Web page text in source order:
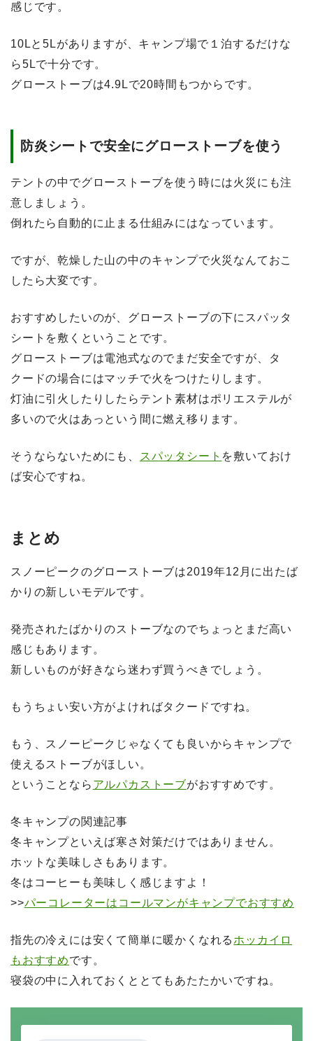
感じです。
10Lと5Lがありますが、キャンプ場で１泊するだけな
ら5Lで十分です。
グローストーブは4.9Lで20時間もつからです。
防炎シートで安全にグローストーブを使う
テントの中でグローストーブを使う時には火災にも注
意しましょう。
倒れたら自動的に止まる仕組みにはなっています。
ですが、乾燥した山の中のキャンプで火災なんておこ
したら大変です。
おすすめしたいのが、グローストーブの下にスパッタ
シートを敷くということです。
グローストーブは電池式なのでまだ安全ですが、タ
クードの場合にはマッチで火をつけたりします。
灯油に引火したりしたらテント素材はポリエステルが
多いので火はあっという間に燃え移ります。
そうならないためにも、 スパッタシート を敷いておけ
ば安心ですね。
まとめ
スノーピークのグローストーブは2019年12月に出たば
かりの新しいモデルです。
発売されたばかりのストーブなのでちょっとまだ高い
感じもあります。
新しいものが好きなら迷わず買うべきでしょう。
もうちょい安い方がよければタクードですね。
もう、スノーピークじゃなくても良いからキャンプで
使えるストーブがほしい。
ということなら アルパカストーブがおすすめです。
冬キャンプの関連記事
冬キャンプといえば寒さ対策だけではありません。
ホットな美味しさもあります。
冬はコーヒーも美味しく感じますよ！
>>パーコレーターはコールマンがキャンプでおすすめ
指先の冷えには安くて簡単に暖かくなれる ホッカイロ
もおすすめです。
寝袋の中に入れておくととてもあたたかいですね。